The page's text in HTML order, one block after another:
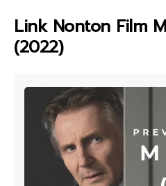
Link Nonton Film
(2022)